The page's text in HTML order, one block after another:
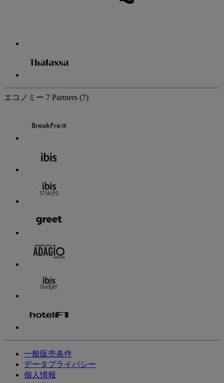
エコノミー 7 Partners (7)
一般販売条件
データプライバシー
個人情報